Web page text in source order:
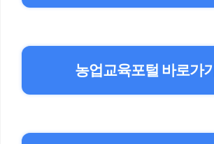
농업교육포털 바로가